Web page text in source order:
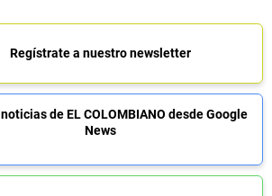
Regístrate a nuestro newsletter
de EL COLOMBIANO desde Google
News